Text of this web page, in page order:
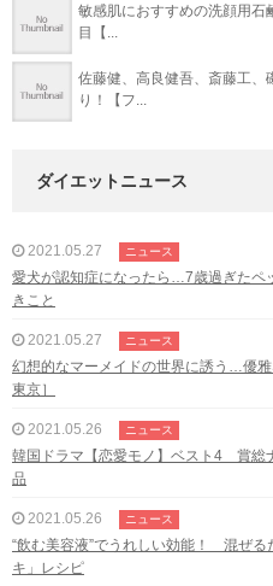
敏感肌におすすめの洗顔用石
目【...
佐藤健、高良健吾、斎藤工、
り！【フ...
ダイエットニュース
2021.05.27 ニュース
愛犬が認知症になったら…7歳過ぎたペ
きこと
2021.05.27 ニュース
幻想的なマーメイドの世界に誘う…優
東京］
2021.05.26 ニュース
韓国ドラマ【恋愛モノ】ベスト4 賞総
品
2021.05.26 ニュース
“飲む美容液”でうれしい効能！ 混ぜる
キ」レシピ